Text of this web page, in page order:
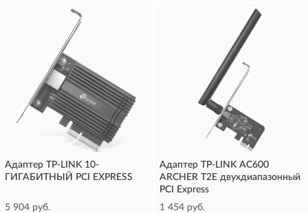
Адаптер TP-LINK 10-
ГИГАБИТНЫЙ PCI EXPRESS
5 904 руб.
Адаптер TP-LINK AC600
ARCHER T2E двухдиапазонный
PCI Express
1 454 руб.